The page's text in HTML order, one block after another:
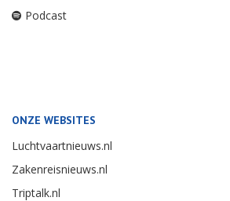
Podcast
ONZE WEBSITES
Luchtvaartnieuws.nl
Zakenreisnieuws.nl
Triptalk.nl